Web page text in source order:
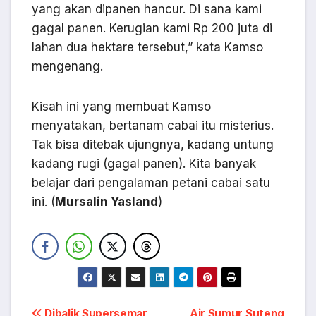
yang akan dipanen hancur. Di sana kami
gagal panen. Kerugian kami Rp 200 juta di
lahan dua hektare tersebut,” kata Kamso
mengenang.
Kisah ini yang membuat Kamso
menyatakan, bertanam cabai itu misterius.
Tak bisa ditebak ujungnya, kadang untung
kadang rugi (gagal panen). Kita banyak
belajar dari pengalaman petani cabai satu
ini. ( Mursalin Yasland )